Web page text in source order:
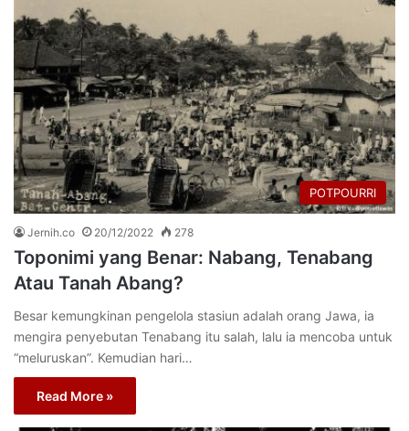
POTPOURRI
Jernih.co 20/12/2022 278
Toponimi yang Benar: Nabang, Tenabang
Atau Tanah Abang?
Besar kemungkinan pengelola stasiun adalah orang Jawa, ia
mengira penyebutan Tenabang itu salah, lalu ia mencoba untuk
“meluruskan”. Kemudian hari…
Read More »